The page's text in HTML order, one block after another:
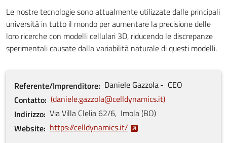
Le nostre tecnologie sono attualmente utilizzate dalle principali
università in tutto il mondo per aumentare la precisione delle
loro ricerche con modelli cellulari 3D, riducendo le discrepanze
sperimentali causate dalla variabilità naturale di questi modelli.
Referente/Imprenditore Daniele Gazzola
CEO
Contatto
daniele.gazzola@celldynamics.it
Indirizzo Via Villa Clelia62/6, Imola(BO)
Website https://celldynamics.it/